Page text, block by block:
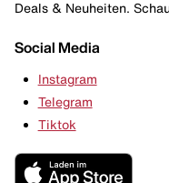
Deals & Neuheiten.
Social Media
Instagram
Telegram
Tiktok